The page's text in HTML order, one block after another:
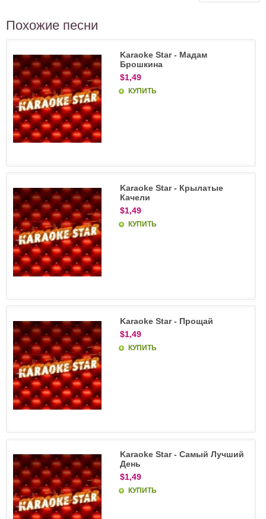
Похожие песни
Karaoke Star - Мадам
Брошкина
$1,49
КУПИТЬ
Karaoke Star - Крылатые
Качели
$1,49
КУПИТЬ
Karaoke Star - Прощай
$1,49
КУПИТЬ
Karaoke Star - Самый Лучший
День
$1,49
КУПИТЬ